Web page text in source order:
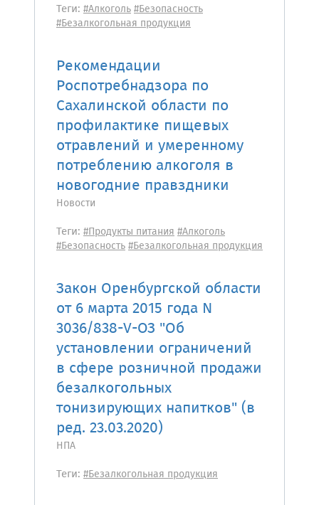
Теги: #Алкоголь#Безопасность
#Безалкогольная продукция
Рекомендации
Роспотребнадзора по
Сахалинской области по
профилактике пищевых
отравлений и умеренному
потреблению алкоголя в
новогодние правздники
Новости
Теги: #Продукты питания#Алкоголь
#Безопасность#Безалкогольная продукция
Закон Оренбургской области
от 6 марта 2015 года N
3036/838-V-ОЗ "Об
установлении ограничений
в сфере розничной продажи
безалкогольных
тонизирующих напитков" (в
ред. 23.03.2020)
НПА
Теги: #Безалкогольная продукция